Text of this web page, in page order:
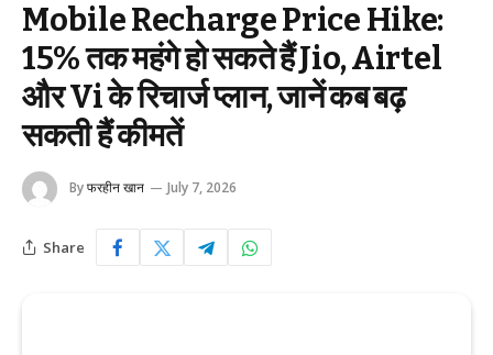
Mobile Recharge Price Hike:
15% तक महंगे हो सकते हैं Jio, Airtel
और Vi के रिचार्ज प्लान, जानें कब बढ़
सकती हैं कीमतें
Byफरहीन खान July 7, 2026
Share